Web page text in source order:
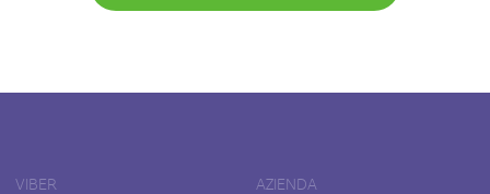
VIBER AZIENDA